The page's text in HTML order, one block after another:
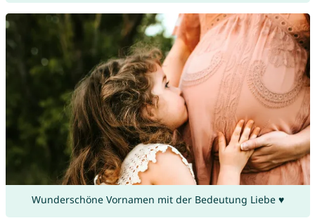
Wunderschöne Vornamen mit der Bedeutung Liebe ♥